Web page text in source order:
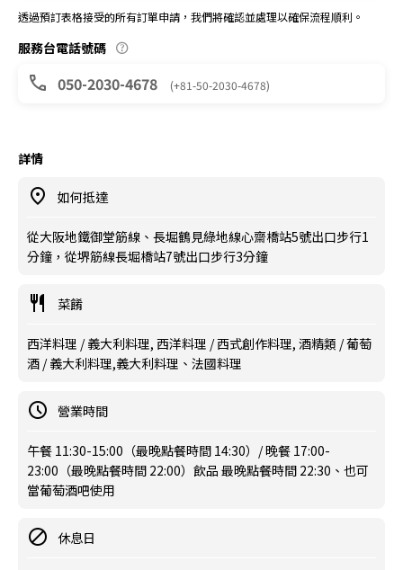
透過預訂表格接受的所有訂單申請，我們將確認並處理以確保流程順利。
服務台電話號碼
050-2030-4678 (+81-50-2030-4678)
詳情
如何抵達
從大阪地鐵御堂筋線、長堀鶴見綠地線心齋橋站5號出口步行1
分鐘，從堺筋線長堀橋站7號出口步行3分鐘
菜餚
西洋料理 / 義大利料理, 西洋料理 / 西式創作料理, 酒精類 / 葡萄
酒 / 義大利料理,義大利料理、法國料理
營業時間
午餐 11:30-15:00（最晚點餐時間 14:30）/ 晚餐 17:00-
23:00（最晚點餐時間 22:00）飲品 最晚點餐時間 22:30、也可
當葡萄酒吧使用
休息日